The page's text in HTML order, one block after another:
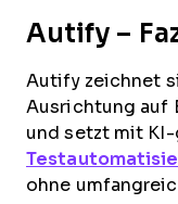
Autify –
Autify zeichnet
Ausrichtung auf
und setzt mit
ohne